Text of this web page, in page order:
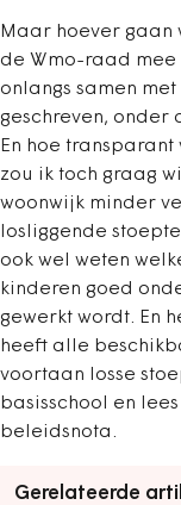
Maar hoever gaan
de Wmo-raad mee
onlangs samen
geschreven, onder
En hoe
zou ik toch graag
woonwijk minder
losliggende
ook wel weten
kinderen goed
gewerkt wordt. En
heeft alle
voortaan losse
basisschool en
beleidsnota.
Gerelateerde